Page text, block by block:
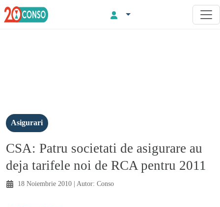
Asigurari
CSA: Patru societati de asigurare au
deja tarifele noi de RCA pentru 2011
18 Noiembrie 2010 | Autor: Conso